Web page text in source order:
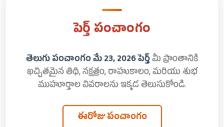
పెర్త్ పంచాంగం
తెలుగు పంచాంగం మే 23, 2026 పెర్త్ మీ ప్రాంతానికి
ఖచ్చితమైన తిథి, నక్షత్రం, రాహుకాలం, మరియు శుభ
ముహూర్తాల వివరాలను ఇక్కడ తెలుసుకోండి.
ఈరోజు పంచాంగం